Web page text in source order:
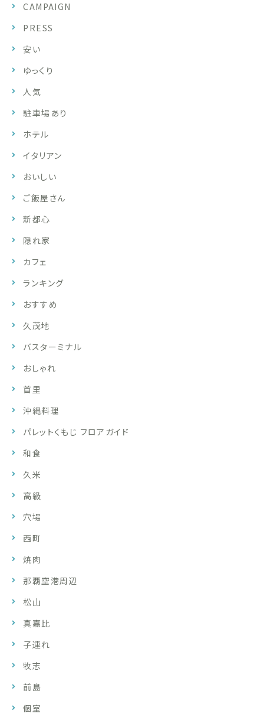
CAMPAIGN
PRESS
安い
ゆっくり
人気
駐車場あり
ホテル
イタリアン
おいしい
ご飯屋さん
新都心
隠れ家
カフェ
ランキング
おすすめ
久茂地
バスターミナル
おしゃれ
首里
沖縄料理
パレットくもじ フロアガイド
和食
久米
高級
穴場
西町
焼肉
那覇空港周辺
松山
真嘉比
子連れ
牧志
前島
個室